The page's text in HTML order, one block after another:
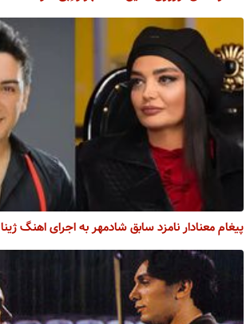
پیغام معنادار نامزد سابق شادمهر به اجرای اهنگ ژینا